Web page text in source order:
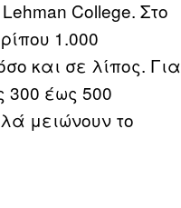
College. Στο
1.000
και σε λίπος. Για
300 έως 500
μειώνουν το